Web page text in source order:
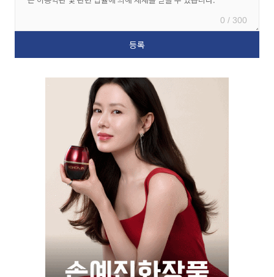
0 / 300